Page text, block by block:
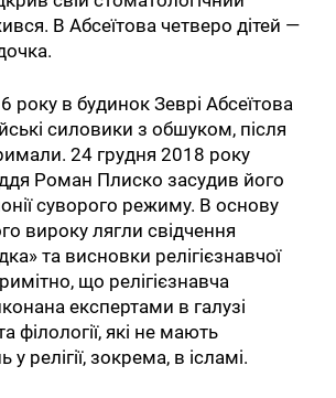
В Абсеїтова четверо дітей —
року в будинок Зеврі Абсеїтова
силовики з обшуком, після
24 грудня 2018 року
Роман Плиско засудив його
суворого режиму. В основу
вироку лягли свідчення
та висновки релігієзнавчої
що релігієзнавча
експертами в галузі
філології, які не мають
у релігії, зокрема, в ісламі.